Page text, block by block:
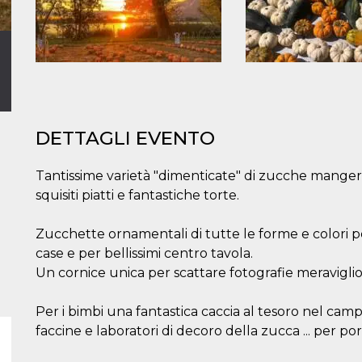
DETTAGLI EVENTO
Tantissime varietà "dimenticate" di zucche
squisiti piatti e fantastiche torte.
Zucchette ornamentali di tutte le forme e colori
case e per bellissimi centro tavola.
Un cornice unica per scattare fotografie
Per i bimbi una fantastica caccia al tesoro nel
faccine e laboratori di decoro della zucca ... per